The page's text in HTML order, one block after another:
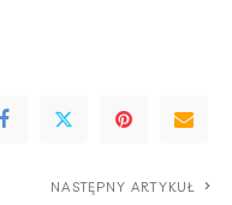
NASTĘPNY ARTYKUŁ